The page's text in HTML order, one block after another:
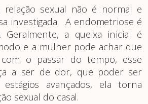
sexual não é normal e
investigada. A endometriose é
Geralmente, a queixa inicial é
e a mulher pode achar que
o passar do tempo, esse
a ser de dor, que poder ser
estágios avançados, ela torna
sexual do casal.